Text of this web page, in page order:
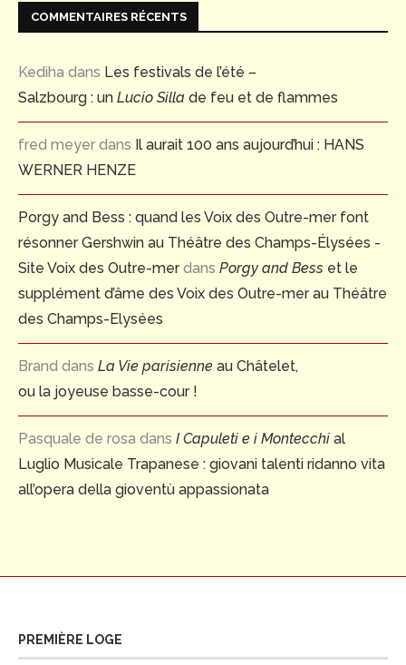
COMMENTAIRES RÉCENTS
Kediha dans Les festivals de l’été –
Salzbourg : un Lucio Silla de feu et de flammes
fred meyer dans Il aurait 100 ans aujourd’hui : HANS
WERNER HENZE
Porgy and Bess : quand les Voix des Outre-mer font
résonner Gershwin au Théâtre des Champs-Élysées -
Site Voix des Outre-merdans Porgy and Bess et le
supplément d’âme des Voix des Outre-mer au Théâtre
des Champs-Elysées
Brand dans La Vie parisienne au Châtelet,
ou la joyeuse basse-cour !
Pasquale de rosa dans I Capuleti e i Montecchi al
Luglio Musicale Trapanese : giovani talenti ridanno vita
all’opera della gioventù appassionata
PREMIÈRE LOGE